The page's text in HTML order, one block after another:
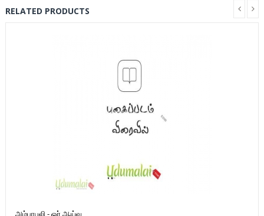
RELATED PRODUCTS
அம்பாபலி - ஓர் ஆய்வு